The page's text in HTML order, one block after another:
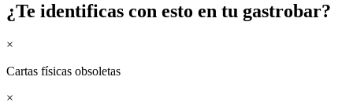
¿Te identificas con esto en tu gastrobar?
×
Cartas físicas obsoletas
×